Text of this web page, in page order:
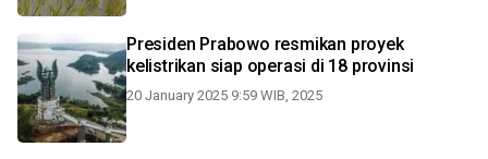
Presiden Prabowo resmikan proyek
kelistrikan siap operasi di 18 provinsi
20 January 2025 9:59 WIB, 2025